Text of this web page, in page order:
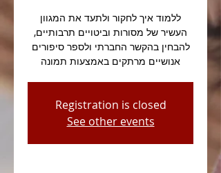
ללמוד איך לחקור ולתעד את המגוון
העשיר של מסורות וביטויים תרבותיים,
להבחין בהקשר החברתי ולספר סיפורים
אנושיים מרתקים באמצעות תמונה
Registration is closed
See other events